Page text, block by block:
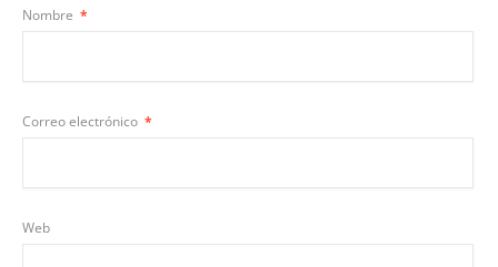
Nombre *
Correo electrónico *
Web